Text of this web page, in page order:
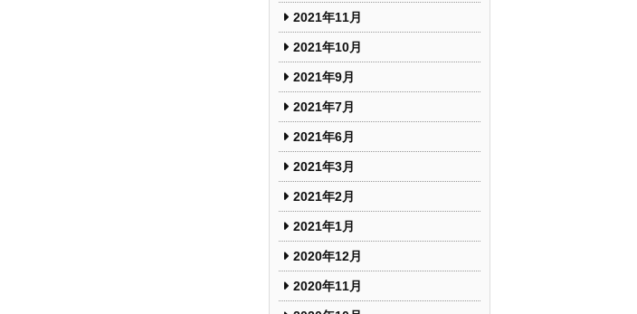
2021年11月
2021年10月
2021年9月
2021年7月
2021年6月
2021年3月
2021年2月
2021年1月
2020年12月
2020年11月